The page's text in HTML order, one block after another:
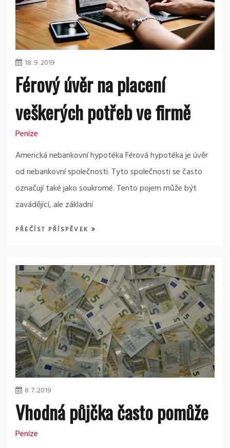
18. 9. 2019
Férový úvěr na placení
veškerých potřeb ve firmě
Peníze
Americká nebankovní hypotéka Férová hypotéka je úvěr
od nebankovní společnosti. Tyto společnosti se často
označují také jako soukromé. Tento pojem může být
zavádějící, ale základní
PŘEČÍST PŘÍSPĚVEK
8. 7. 2019
Vhodná půjčka často pomůže
Peníze